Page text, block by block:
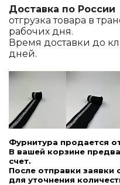
Доставка по России
отгрузка товара в
рабочих дня.
Время доставки до
дней.
Фурнитура продается
В вашей корзине
счет.
После отправки
для уточнения